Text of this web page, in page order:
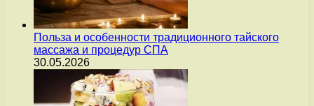
Польза и особенности традиционного тайского
массажа и процедур СПА
30.05.2026